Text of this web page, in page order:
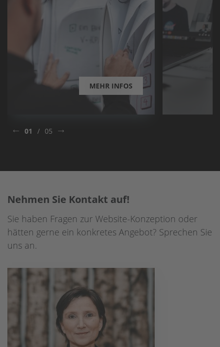
MEHR INFOS
01 / 05
Nehmen Sie Kontakt auf!
Sie haben Fragen zur Website-Konzeption oder
hätten gerne ein konkretes Angebot? Sprechen Sie
uns an.